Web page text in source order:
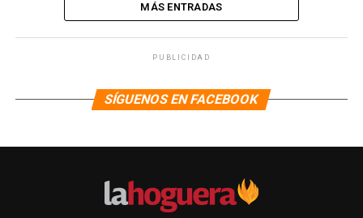
MÁS ENTRADAS
PUBLICIDAD
SÍGUENOS EN FACEBOOK